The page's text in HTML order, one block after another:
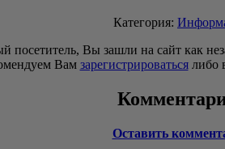
Категория:
посетитель, Вы зашли на сайт как
Вам зарегистрироватьсялибо
Оставить